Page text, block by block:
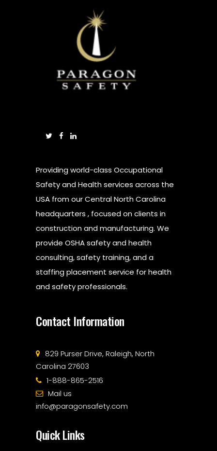
Providing world-class Occupational
Safety and Health services across the
USA from our Central North Carolina
headquarters , focused on clients in
construction and manufacturing. We
provide OSHA safety and health
consulting, safety training, and a
staffing placement service for health
and safety professionals.
Contact Information
829 Purser Drive, Raleigh, North
Carolina 27603
1-888-865-2516
Mail us
info@paragonsafety.com
Quick Links